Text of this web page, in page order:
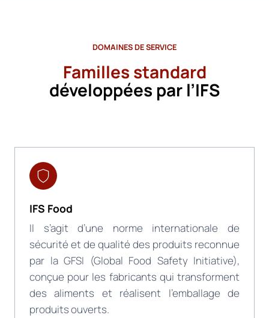
DOMAINES DE SERVICE
Familles standard
développées par l’IFS
IFS Food
Il s’agit d’une norme internationale de
sécurité et de qualité des produits reconnue
par la GFSI (Global Food Safety Initiative),
conçue pour les fabricants qui transforment
des aliments et réalisent l’emballage de
produits ouverts.